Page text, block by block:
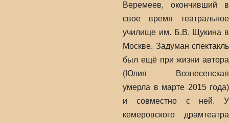
Веремеев, окончивший в
свое время театральное
училище им. Б.В. Щукина в
Москве. Задуман спектакль
был ещё при жизни автора
(Юлия Вознесенская
умерла в марте 2015 года)
и совместно с ней. У
кемеровского драмтеатра